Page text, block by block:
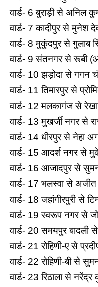
वार्ड- 6 बुराड़ी से अनिल
वार्ड- 7 कादीपुर से मुनेश
वार्ड- 8 मुकुंदपुर से गुलाब
वार्ड- 9 संतनगर से रूबी
वार्ड- 10 झड़ोदा से गगन
वार्ड- 11 तिमारपुर से
वार्ड- 12 मलकागंज से रेखा
वार्ड- 13 मुखर्जी नगर से
वार्ड- 14 धीरपुर से नेहा
वार्ड- 15 आदर्श नगर से
वार्ड- 16 आजादपुर से
वार्ड- 17 भलस्वा से
वार्ड- 18 जहांगीरपुरी से
वार्ड- 19 स्वरूप नगर से
वार्ड- 20 समयपुर बादली से
वार्ड- 21 रोहिणी-ए से
वार्ड- 22 रोहिणी-बी से
वार्ड- 23 रिठाला से नरेंद्र